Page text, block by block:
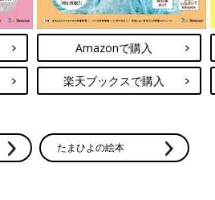
Amazonで購入
楽天ブックスで購入
たまひよの絵本